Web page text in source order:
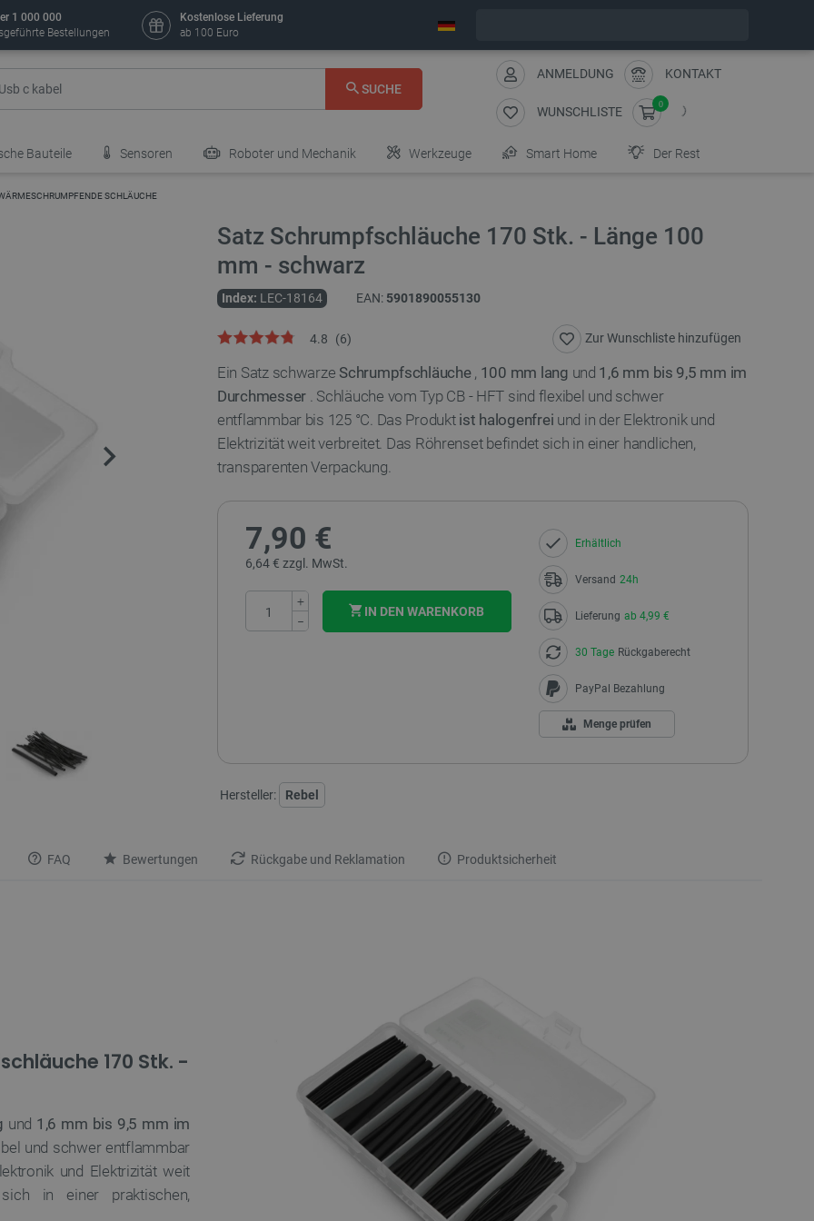
1 000 000
Bestellungen
Kostenlose Lieferung
ab 100 Euro
SUCHE
ANMELDUNG KONTAKT
WUNSCHLISTE
0
Bauteile Sensoren Roboter und Mechanik Werkzeuge Smart Home Der Rest
SCHLÄUCHE
Satz Schrumpfschläuche 170 Stk. - Länge 100
mm - schwarz
Index: LEC-18164 EAN: 5901890055130
4.8 (6) Zur Wunschliste hinzufügen
Ein Satz schwarze Schrumpfschläuche, 100 mm lang und 1,6 mm bis 9,5 mm im
Durchmesser . Schläuche vom Typ CB - HFT sind flexibel und schwer
entflammbar bis 125 °C. Das Produkt ist halogenfrei und in der Elektronik und
Elektrizität weit verbreitet. Das Röhrenset befindet sich in einer handlichen,
transparenten Verpackung.
7,90 €
6,64 € zzgl. MwSt.
+
−
IN DEN WARENKORB
Erhältlich
Versand 24h
Lieferung ab 4,99 €
30 Tage Rückgaberecht
PayPal Bezahlung
Menge prüfen
Hersteller: Rebel
FAQ Bewertungen Rückgabe und Reklamation Produktsicherheit
170 Stk. -
und 1,6 mm bis 9,5 mm im
und schwer entflammbar
und Elektrizität weit
in einer praktischen,